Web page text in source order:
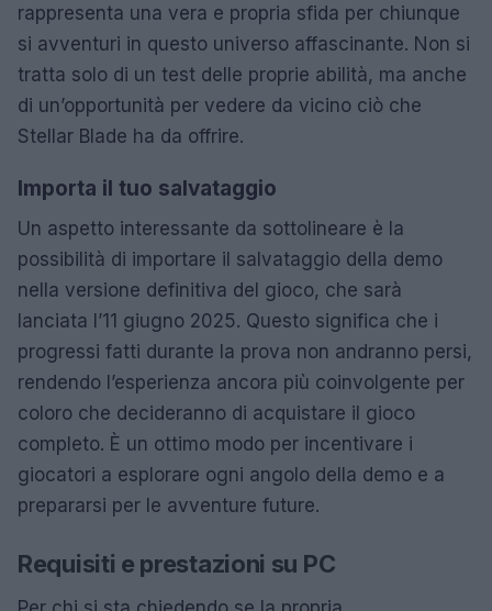
rappresenta una vera e propria sfida per chiunque
si avventuri in questo universo affascinante. Non si
tratta solo di un test delle proprie abilità, ma anche
di un’opportunità per vedere da vicino ciò che
Stellar Blade ha da offrire.
Importa il tuo salvataggio
Un aspetto interessante da sottolineare è la
possibilità di importare il salvataggio della demo
nella versione definitiva del gioco, che sarà
lanciata l’11 giugno 2025. Questo significa che i
progressi fatti durante la prova non andranno persi,
rendendo l’esperienza ancora più coinvolgente per
coloro che decideranno di acquistare il gioco
completo. È un ottimo modo per incentivare i
giocatori a esplorare ogni angolo della demo e a
prepararsi per le avventure future.
Requisiti e prestazioni su PC